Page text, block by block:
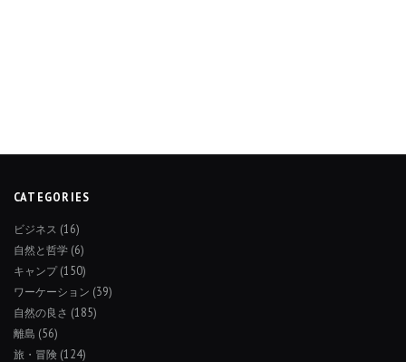
CATEGORIES
ビジネス (16)
自然と哲学 (6)
キャンプ(150)
ワーケーション (39)
自然の良さ (185)
離島 (56)
旅・冒険 (124)